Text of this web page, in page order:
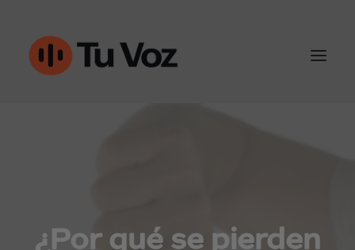
¿Por qué se pierden